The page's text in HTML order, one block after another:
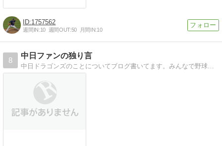
1757562
週間IN:10 週間OUT:50 月間IN:10
8
中日ファンの独り言
中日ドラゴンズのことについてブログ書いてます。みんなで野球を盛り上げましょう！